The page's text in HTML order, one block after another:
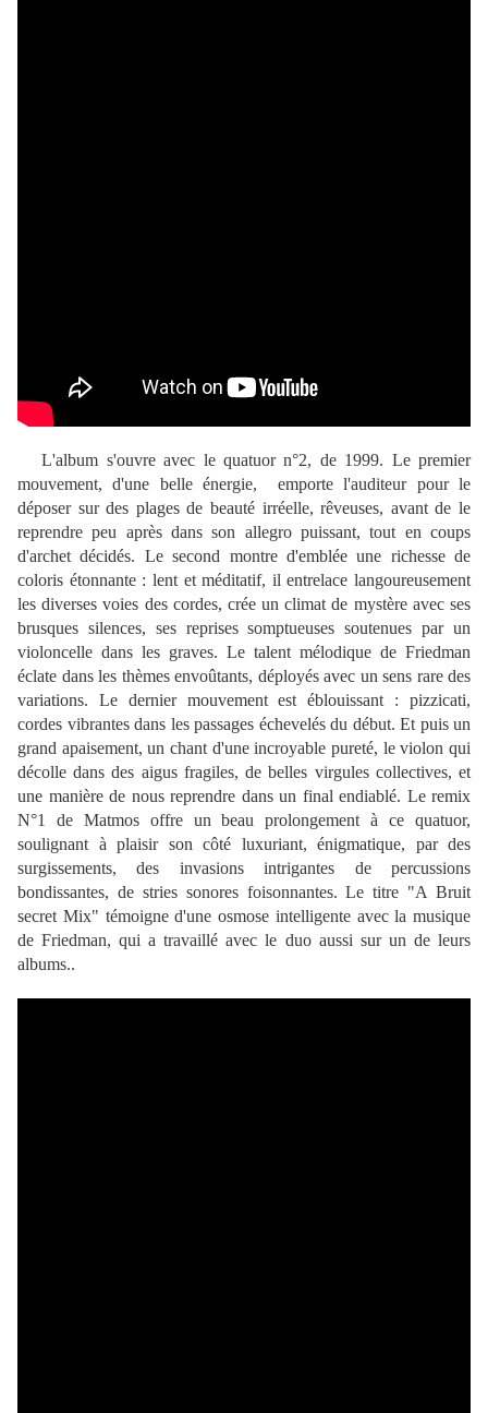
L'album s'ouvre avec le quatuor n°2, de 1999. Le premier
mouvement, d'une belle énergie, emporte l'auditeur pour le
déposer sur des plages de beauté irréelle, rêveuses, avant de le
reprendre peu après dans son allegro puissant, tout en coups
d'archet décidés. Le second montre d'emblée une richesse de
coloris étonnante : lent et méditatif, il entrelace langoureusement
les diverses voies des cordes, crée un climat de mystère avec ses
brusques silences, ses reprises somptueuses soutenues par un
violoncelle dans les graves. Le talent mélodique de Friedman
éclate dans les thèmes envoûtants, déployés avec un sens rare des
variations. Le dernier mouvement est éblouissant : pizzicati,
cordes vibrantes dans les passages échevelés du début. Et puis un
grand apaisement, un chant d'une incroyable pureté, le violon qui
décolle dans des aigus fragiles, de belles virgules collectives, et
une manière de nous reprendre dans un final endiablé. Le remix
N°1 de Matmos offre un beau prolongement à ce quatuor,
soulignant à plaisir son côté luxuriant, énigmatique, par des
surgissements, des invasions intrigantes de percussions
bondissantes, de stries sonores foisonnantes. Le titre "A Bruit
secret Mix" témoigne d'une osmose intelligente avec la musique
de Friedman, qui a travaillé avec le duo aussi sur un de leurs
albums..